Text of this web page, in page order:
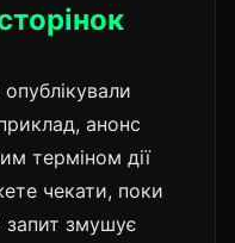
анонс
терміном дії
чекати, поки
змушує